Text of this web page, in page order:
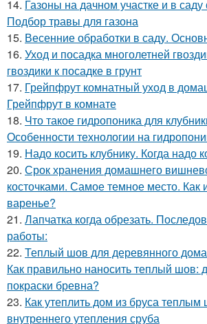
14. Газоны на дачном участке и в
Подбор травы для газона
15. Весенние обработки в саду.
16. Уход и посадка многолетней
гвоздики к посадке в грунт
17. Грейпфрут комнатный уход в
Грейпфрут в комнате
18. Что такое гидропоника для
Особенности технологии на
19. Надо косить клубнику. Когда надо
20. Срок хранения домашнего
косточками. Самое темное место. Как
варенье?
21. Лапчатка когда обрезать.
работы:
22. Теплый шов для деревянного
Как правильно наносить теплый шов:
покраски бревна?
23. Как утеплить дом из бруса
внутреннего утепления сруба